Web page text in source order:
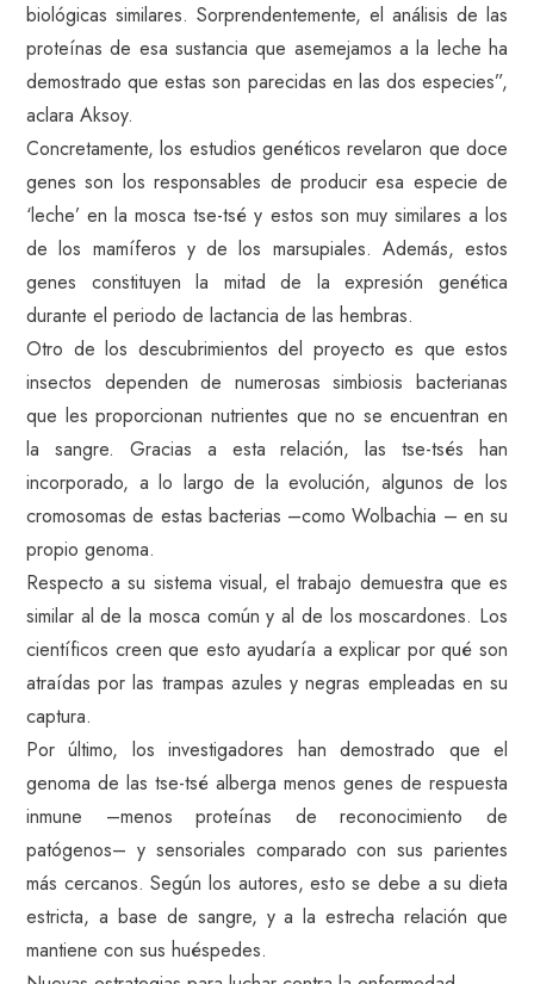
biológicas similares. Sorprendentemente, el análisis de las
proteínas de esa sustancia que asemejamos a la leche ha
demostrado que estas son parecidas en las dos especies”,
aclara Aksoy.
Concretamente, los estudios genéticos revelaron que doce
genes son los responsables de producir esa especie de
‘leche’ en la mosca tse-tsé y estos son muy similares a los
de los mamíferos y de los marsupiales. Además, estos
genes constituyen la mitad de la expresión genética
durante el periodo de lactancia de las hembras.
Otro de los descubrimientos del proyecto es que estos
insectos dependen de numerosas simbiosis bacterianas
que les proporcionan nutrientes que no se encuentran en
la sangre. Gracias a esta relación, las tse-tsés han
incorporado, a lo largo de la evolución, algunos de los
cromosomas de estas bacterias –como Wolbachia – en su
propio genoma.
Respecto a su sistema visual, el trabajo demuestra que es
similar al de la mosca común y al de los moscardones. Los
científicos creen que esto ayudaría a explicar por qué son
atraídas por las trampas azules y negras empleadas en su
captura.
Por último, los investigadores han demostrado que el
genoma de las tse-tsé alberga menos genes de respuesta
inmune –menos proteínas de reconocimiento de
patógenos– y sensoriales comparado con sus parientes
más cercanos. Según los autores, esto se debe a su dieta
estricta, a base de sangre, y a la estrecha relación que
mantiene con sus huéspedes.